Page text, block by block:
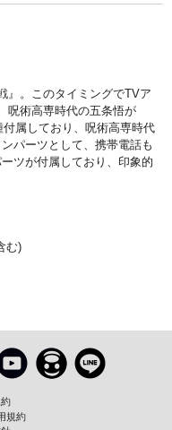
』。このタイミングでTVア
呪術高専時代の五条悟が
属しており、呪術高専時代
パーツとして、携帯電話も
ツが付属しており、印象的
む)
規約